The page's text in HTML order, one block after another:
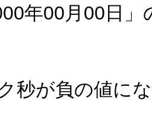
年00月00日
秒が負の値に